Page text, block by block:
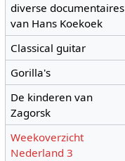
diverse documentaires
van Hans Koekoek
Classical guitar
Gorilla's
De kinderen van
Zagorsk
Weekoverzicht
Nederland 3